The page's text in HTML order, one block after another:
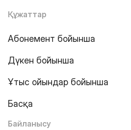
Құжаттар
Абонемент бойынша
Дүкен бойынша
Ұтыс ойындар бойынша
Басқа
Байланысу